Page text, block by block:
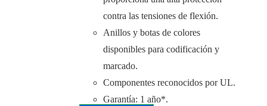
contra las tensiones de flexión.
Anillos y botas de colores
disponibles para codificación y
marcado.
Componentes reconocidos por UL.
Garantía: 1 año*.